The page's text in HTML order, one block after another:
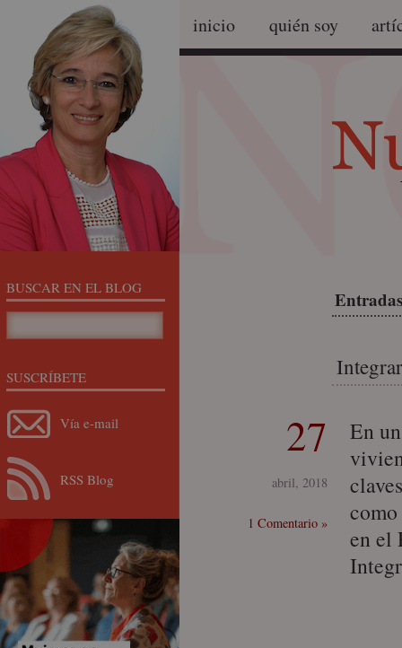
inicio quién soy
27
abril, 2018
1 Comentario »
En
en el
BUSCAR EN EL BLOG
SUSCRÍBETE
Vía e-mail
RSS Blog